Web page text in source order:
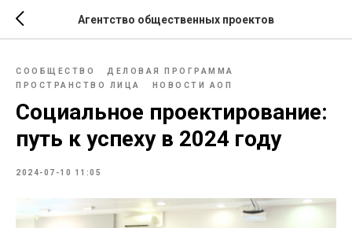
Агентство общественных проектов
СООБЩЕСТВО
ДЕЛОВАЯ ПРОГРАММА
ПРОСТРАНСТВО ЛИЦА
НОВОСТИ АОП
Социальное проектирование:
путь к успеху в 2024 году
2024-07-10 11:05